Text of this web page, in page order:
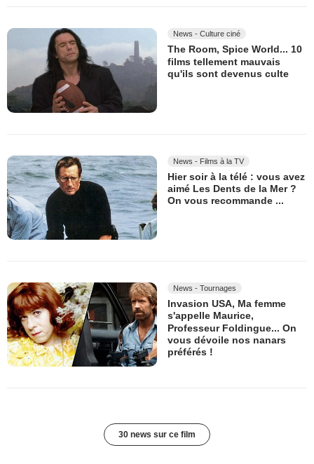
News - Culture ciné
The Room, Spice World... 10
films tellement mauvais
qu'ils sont devenus culte
News - Films à la TV
Hier soir à la télé : vous avez
aimé Les Dents de la Mer ?
On vous recommande ...
News - Tournages
Invasion USA, Ma femme
s'appelle Maurice,
Professeur Foldingue... On
vous dévoile nos nanars
préférés !
30 news sur ce film